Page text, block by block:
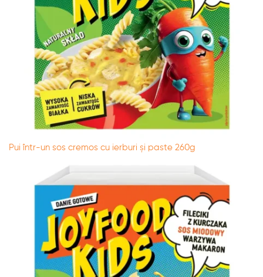
Pui într-un sos cremos cu ierburi și paste 260g